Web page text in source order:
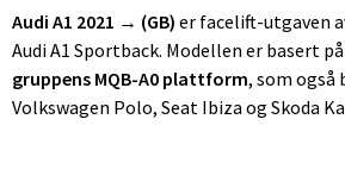
Audi A1 2021 → (GB) er facelift-utgaven
Audi A1 Sportback. Modellen er basert på
gruppens MQB-A0 plattform, som også
Volkswagen Polo, Seat Ibiza og Skoda